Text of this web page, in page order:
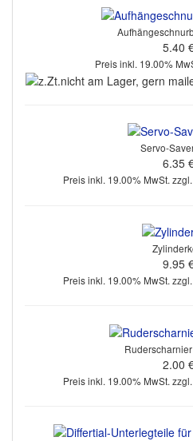
5.40
Preis inkl. 19.00%
Servo-
6.35
Preis inkl. 19.00% MwSt. zzgl.
9.95
Preis inkl. 19.00% MwSt. zzgl.
2.00
Preis inkl. 19.00% MwSt. zzgl.